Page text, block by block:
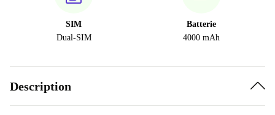
SIM
Dual-SIM
Batterie
4000 mAh
Description